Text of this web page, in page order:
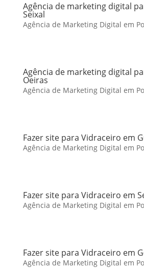
Agência de marketing digital
Seixal
Agência de Marketing Digital em
Agência de marketing digital
Oeiras
Agência de Marketing Digital em
Fazer site para Vidraceiro em
Agência de Marketing Digital em
Fazer site para Vidraceiro em
Agência de Marketing Digital em
Fazer site para Vidraceiro em
Agência de Marketing Digital em